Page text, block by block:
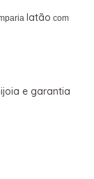
latão com
e garantia